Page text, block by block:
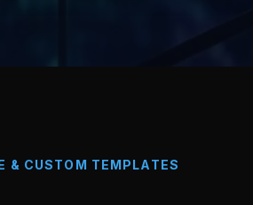
& CUSTOM TEMPLATES